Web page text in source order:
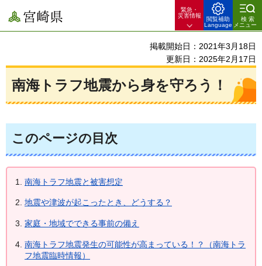
宮崎県
緊急・
災害情報
閲覧補助
Language
検索
メニュー
掲載開始日：2021年3月18日
更新日：2025年2月17日
南海トラフ地震から身を守ろう！
このページの目次
南海トラフ地震と被害想定
地震や津波が起こったとき、どうする？
家庭・地域でできる事前の備え
南海トラフ地震発生の可能性が高まっている！？（南海トラ
フ地震臨時情報）